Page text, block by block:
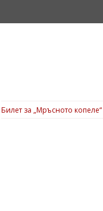
Билет за „Мръсното